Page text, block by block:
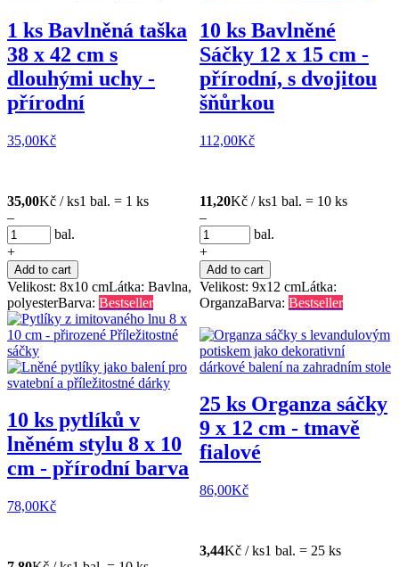
1 ks Bavlněná taška
38 x 42 cm s
dlouhými uchy -
přírodní
35,00Kč
35,00Kč / ks1 bal. = 1 ks
–
bal.
+
Add to cart
10 ks Bavlněné
Sáčky 12 x 15 cm -
přírodní, s dvojitou
šňůrkou
112,00Kč
11,20Kč / ks1 bal. = 10 ks
–
bal.
+
Add to cart
Velikost: 8x10 cmLátka: Bavlna,
polyesterBarva: Bestseller
10 ks pytlíků v
lněném stylu 8 x 10
cm - přírodní barva
78,00Kč
Velikost: 9x12 cmLátka:
OrganzaBarva: Bestseller
25 ks Organza sáčky
9 x 12 cm - tmavě
fialové
86,00Kč
3,44Kč / ks1 bal. = 25 ks